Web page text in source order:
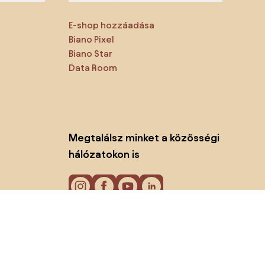
E-shop hozzáadása
Biano Pixel
Biano Star
Data Room
Megtalálsz minket a közösségi
hálózatokon is